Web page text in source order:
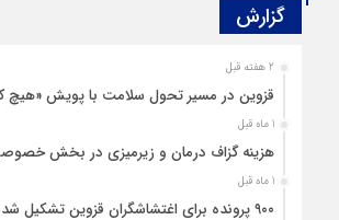
گزارش‌
2 هفته قبل
قزوین در مسیر تحول سلامت با پویش
1 ماه قبل
هزینه‌ گزاف درمان و زیرمیزی در بخش
1 ماه قبل
۹۰۰ پرونده برای اغتشاشگران قزوین تشکیل شده است